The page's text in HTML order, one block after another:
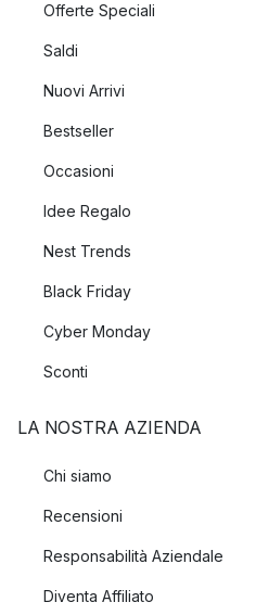
Offerte Speciali
Saldi
Nuovi Arrivi
Bestseller
Occasioni
Idee Regalo
Nest Trends
Black Friday
Cyber Monday
Sconti
LA NOSTRA AZIENDA
Chi siamo
Recensioni
Responsabilità Aziendale
Diventa Affiliato